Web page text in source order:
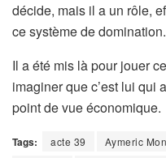
décide, mais il a un rôle,
ce système de domination.
Il a été mis là pour jouer
imaginer que c’est lui qui
point de vue économique.
Tags: acte 39 Aymeric